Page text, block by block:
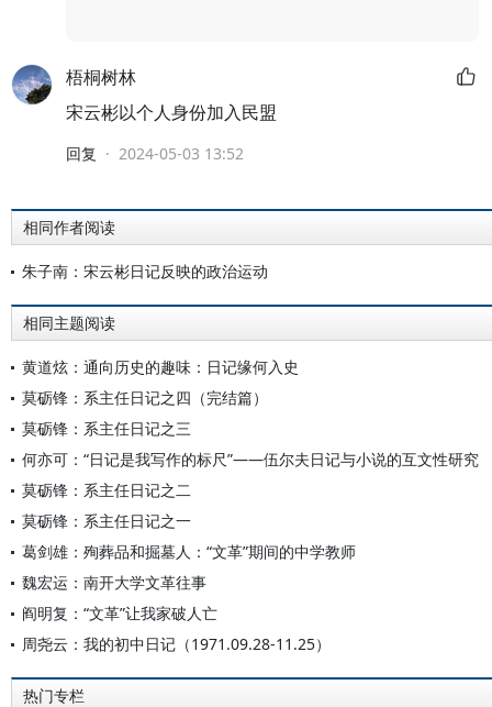
梧桐树林
宋云彬以个人身份加入民盟
回复 · 2024-05-03 13:52
相同作者阅读
朱子南：宋云彬日记反映的政治运动
相同主题阅读
黄道炫：通向历史的趣味：日记缘何入史
莫砺锋：系主任日记之四（完结篇）
莫砺锋：系主任日记之三
何亦可：“日记是我写作的标尺”——伍尔夫日记与小说的互文性研究
莫砺锋：系主任日记之二
莫砺锋：系主任日记之一
葛剑雄：殉葬品和掘墓人：“文革”期间的中学教师
魏宏运：南开大学文革往事
阎明复：“文革”让我家破人亡
周尧云：我的初中日记（1971.09.28-11.25）
热门专栏